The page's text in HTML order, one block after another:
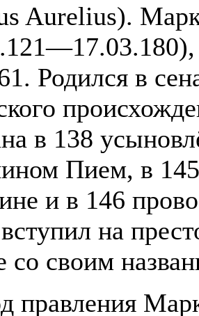
Aurelius).
Родился в
в 138
Пием, в
и в 146
на
со своим
правления